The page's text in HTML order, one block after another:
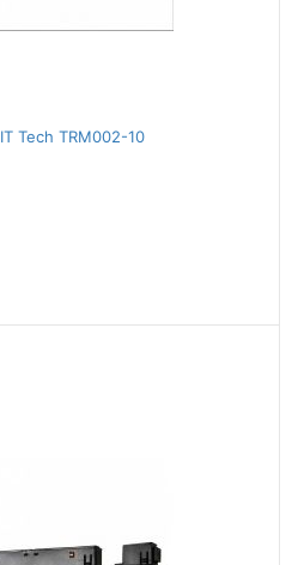
Tech TRM002-10